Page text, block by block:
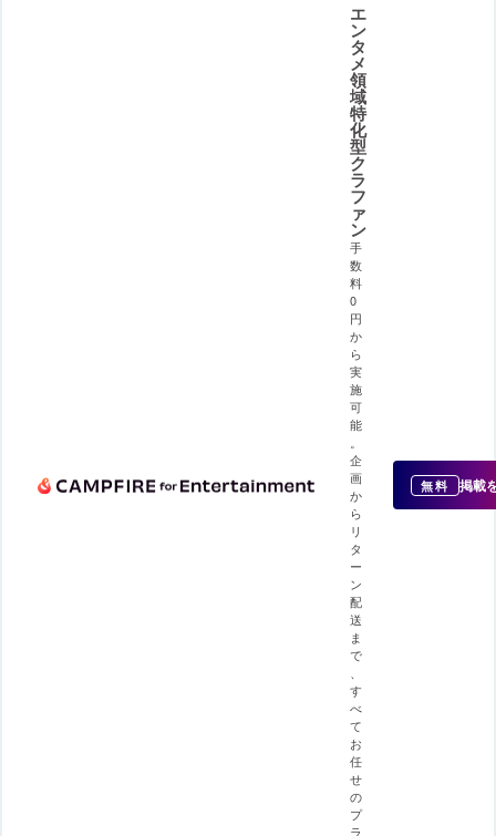
エ
ン
タ
メ
領
域
特
化
型
ク
ラ
フ
ァ
ン
手
数
料
0
円
か
ら
実
施
可
能
。
企
画
か
ら
リ
タ
ー
ン
配
送
ま
で
、
す
べ
て
お
任
せ
の
プ
ラ
無料 掲載